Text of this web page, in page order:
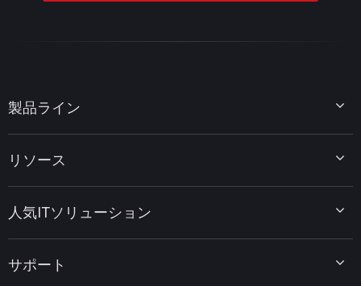
製品ライン
MiniTool Power Data Recovery
MiniTool PDF Editor
MiniTool MovieMaker
MiniTool uTube Downloader
リソース
データ復元ヒント
PDF編集ヒント
人気ITソリューション
MiniTool ニュースセンター
サポート